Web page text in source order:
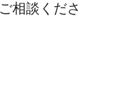
相談くださ